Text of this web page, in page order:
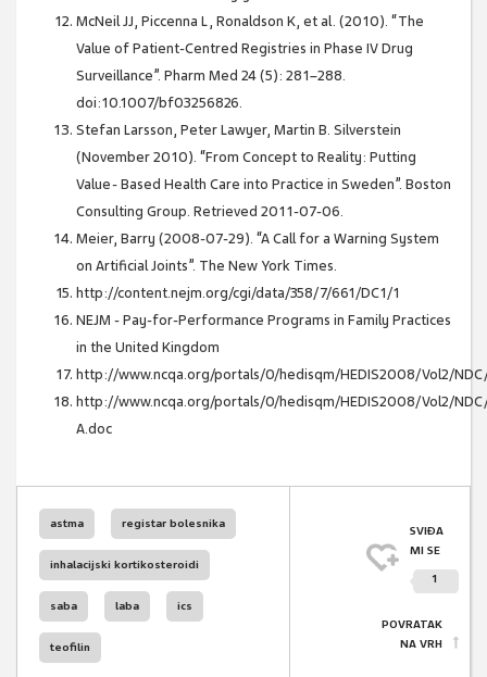
McNeil JJ, Piccenna L, Ronaldson K, et al. (2010). “The
Value of Patient-Centred Registries in Phase IV Drug
Surveillance”. Pharm Med 24 (5): 281–288.
doi:10.1007/bf03256826.
Stefan Larsson, Peter Lawyer, Martin B. Silverstein
(November 2010). “From Concept to Reality: Putting
Value- Based Health Care into Practice in Sweden”. Boston
Consulting Group. Retrieved 2011-07-06.
Meier, Barry (2008-07-29). “A Call for a Warning System
on Artificial Joints”. The New York Times.
http://content.nejm.org/cgi/data/358/7/661/DC1/1
NEJM - Pay-for-Performance Programs in Family Practices
in the United Kingdom
http://www.ncqa.org/portals/0/hedisqm/HEDIS2008/Vol2/
http://www.ncqa.org/portals/0/hedisqm/HEDIS2008/Vol2/
A.doc
astma registar bolesnika
inhalacijski kortikosteroidi
saba laba ics
teofilin
SVIĐA
MI SE
1
POVRATAK
NA VRH